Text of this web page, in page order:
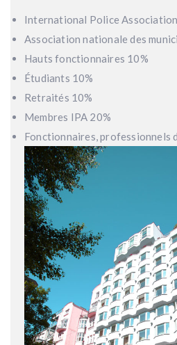
International Police
Association nationale des
Hauts fonctionnaires 10%
Étudiants 10%
Retraités 10%
Membres IPA 20%
Fonctionnaires, professionnels